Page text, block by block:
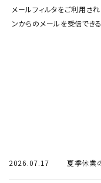
メールフィルタをご利用さ
ンからのメールを受信でき
2026.07.17 夏季休業